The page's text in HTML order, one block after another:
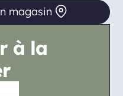
magasin
à la